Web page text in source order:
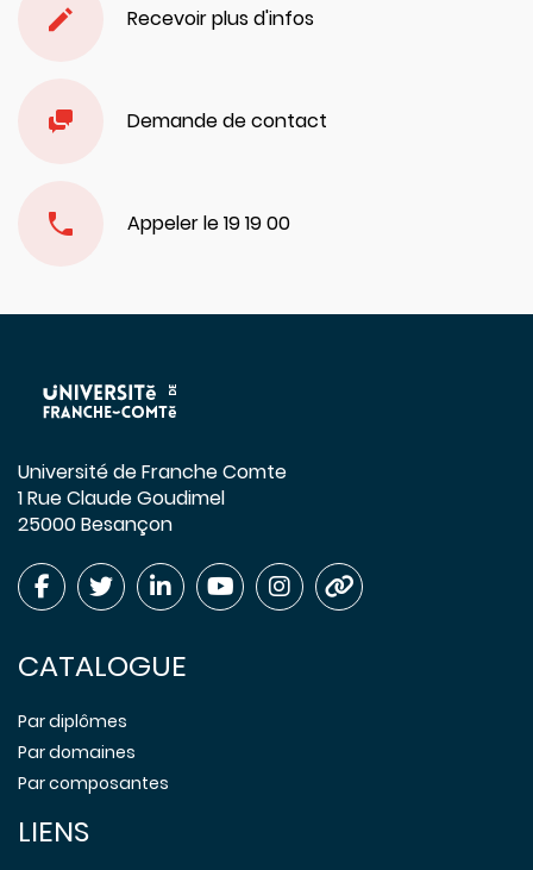
Recevoir plus d'infos
Demande de contact
Appeler le 19 19 00
Université de Franche Comte
1 Rue Claude Goudimel
25000 Besançon
CATALOGUE
Par diplômes
Par domaines
Par composantes
LIENS